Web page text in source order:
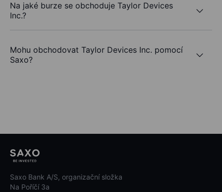
Na jaké burze se obchoduje Taylor Devices
Inc.?
Mohu obchodovat Taylor Devices Inc. pomocí
Saxo?
Saxo Bank A/S, organizační složka
Na Poříčí 3a